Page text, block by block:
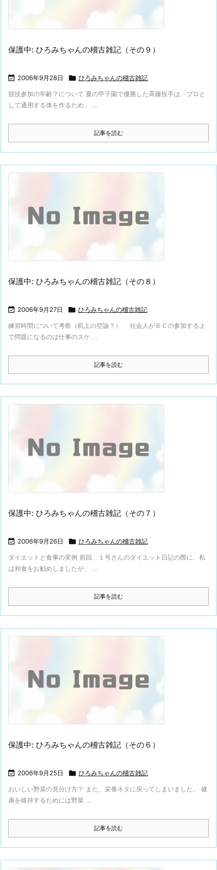
保護中: ひろみちゃんの稽古雑記（その９）
 2006年9月28日  ひろみちゃんの稽古雑記
競技参加の年齢？について 夏の甲子園で優勝した斉藤投手は「プロと
して通用する体を作るため」 ...
記事を読む
保護中: ひろみちゃんの稽古雑記（その８）
 2006年9月27日  ひろみちゃんの稽古雑記
練習時間について考察（机上の空論？） 社会人がＢＣの参加する上
で問題になるのは仕事のスケ ...
記事を読む
保護中: ひろみちゃんの稽古雑記（その７）
 2006年9月26日  ひろみちゃんの稽古雑記
ダイエットと食事の実例 前回、１号さんのダイエット日記の際に、私
は和食をお勧めしましたが、 ...
記事を読む
保護中: ひろみちゃんの稽古雑記（その６）
 2006年9月25日  ひろみちゃんの稽古雑記
おいしい野菜の見分け方？ また、栄養ネタに戻ってしまいました。 健
康を維持するためには野菜 ...
記事を読む